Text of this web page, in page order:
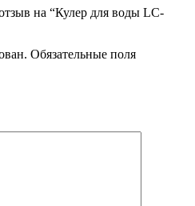
на “Кулер для воды LC-
Обязательные поля